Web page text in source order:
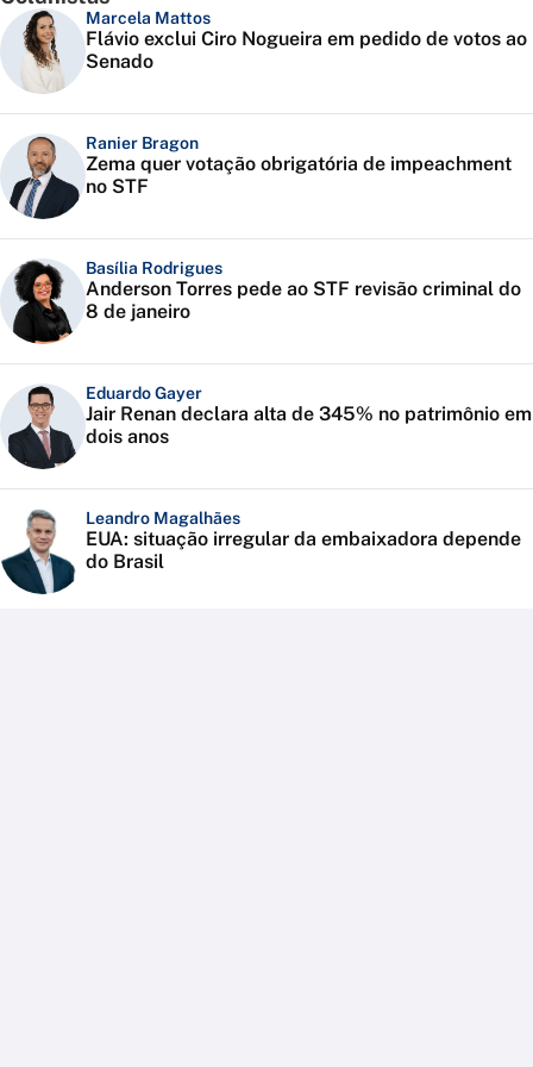
Marcela Mattos
Flávio exclui Ciro Nogueira em pedido de votos ao
Senado
Ranier Bragon
Zema quer votação obrigatória de impeachment
no STF
Basília Rodrigues
Anderson Torres pede ao STF revisão criminal do
8 de janeiro
Eduardo Gayer
Jair Renan declara alta de 345% no patrimônio em
dois anos
Leandro Magalhães
EUA: situação irregular da embaixadora depende
do Brasil